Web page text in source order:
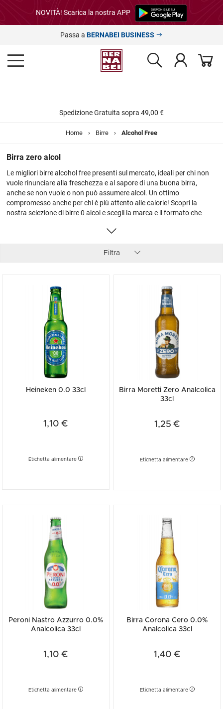
NOVITÀ! Scarica la nostra APP
Passa a BERNABEI BUSINESS
Spedizione Gratuita sopra 49,00 €
Home › Birre › Alcohol Free
Birra zero alcol
Le migliori birre alcohol free presenti sul mercato, ideali per chi non
vuole rinunciare alla freschezza e al sapore di una buona birra,
anche se non vuole o non può assumere alcol. Un ottimo
compromesso anche per chi è più attento alle calorie! Scopri la
nostra selezione di birre 0 alcol e scegli la marca e il formato che
Filtra
Heineken 0.0 33cl
1,10 €
Etichetta alimentare
Birra Moretti Zero Analcolica
33cl
1,25 €
Etichetta alimentare
Peroni Nastro Azzurro 0.0%
Analcolica 33cl
1,10 €
Etichetta alimentare
Birra Corona Cero 0.0%
Analcolica 33cl
1,40 €
Etichetta alimentare